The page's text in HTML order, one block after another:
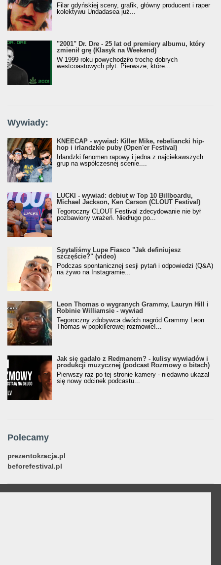
Filar gdyńskiej sceny, grafik, główny producent i raper
kolektywu Undadasea już...
"2001" Dr. Dre - 25 lat od premiery albumu, który
zmienił grę (Klasyk na Weekend)
W 1999 roku powychodziło trochę dobrych
westcoastowych płyt. Pierwsze, które...
Wywiady:
KNEECAP - wywiad: Killer Mike, rebeliancki hip-
hop i irlandzkie puby (Open'er Festival)
Irlandzki fenomen rapowy i jedna z najciekawszych
grup na współczesnej scenie....
LUCKI - wywiad: debiut w Top 10 Billboardu,
Michael Jackson, Ken Carson (CLOUT Festival)
Tegoroczny CLOUT Festival zdecydowanie nie był
pozbawiony wrażeń. Niedługo po...
Spytaliśmy Lupe Fiasco "Jak definiujesz
szczęście?" (video)
Podczas spontanicznej sesji pytań i odpowiedzi (Q&A)
na żywo na Instagramie...
Leon Thomas o wygranych Grammy, Lauryn Hill i
Robinie Williamsie - wywiad
Tegoroczny zdobywca dwóch nagród Grammy Leon
Thomas w popkillerowej rozmowie!...
Jak się gadało z Redmanem? - kulisy wywiadów i
produkcji muzycznej (podcast Rozmowy o bitach)
Pierwszy raz po tej stronie kamery - niedawno ukazał
się nowy odcinek podcastu...
Polecamy
prezentokracja.pl
beforefestival.pl